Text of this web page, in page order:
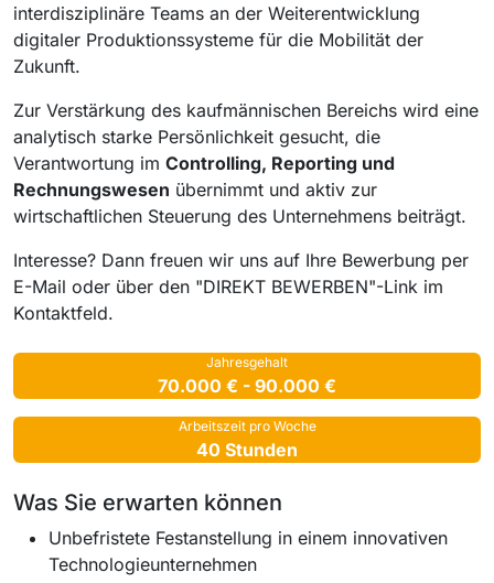
interdisziplinäre Teams an der Weiterentwicklung
digitaler Produktionssysteme für die Mobilität der
Zukunft.
Zur Verstärkung des kaufmännischen Bereichs wird eine
analytisch starke Persönlichkeit gesucht, die
Verantwortung im Controlling, Reporting und
Rechnungswesen übernimmt und aktiv zur
wirtschaftlichen Steuerung des Unternehmens beiträgt.
Interesse? Dann freuen wir uns auf Ihre Bewerbung per
E-Mail oder über den "DIREKT BEWERBEN"-Link im
Kontaktfeld.
Jahresgehalt
70.000 € - 90.000 €
Arbeitszeit pro Woche
40 Stunden
Was Sie erwarten können
Unbefristete Festanstellung in einem innovativen
Technologieunternehmen